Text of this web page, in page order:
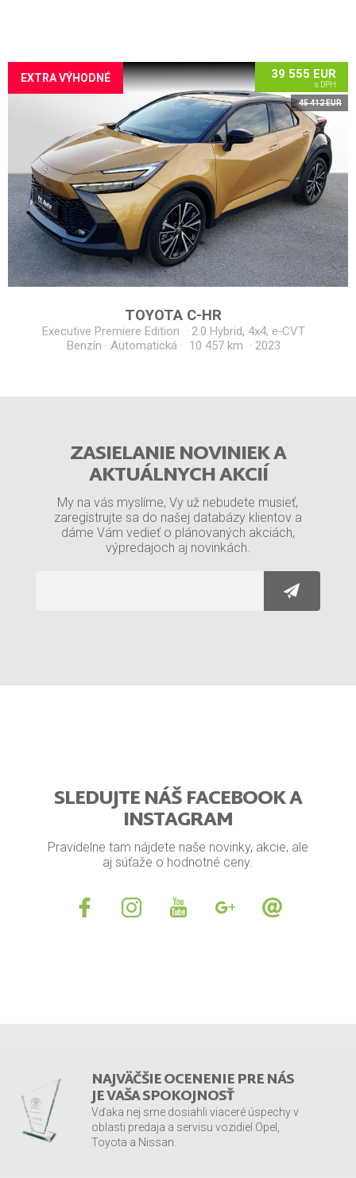
45 412 EUR
39 555 EUR
s DPH
EXTRA VÝHODNÉ
TOYOTA C-HR
Executive Premiere Edition · 2.0 Hybrid, 4x4, e‑CVT
Benzín · Automatická · 10 457 km · 2023
ZASIELANIE NOVINIEK A
AKTUÁLNYCH AKCIÍ
My na vás myslíme, Vy už nebudete musieť,
zaregistrujte sa do našej databázy klientov a
dáme Vám vedieť o plánovaných akciách,
výpredajoch aj novinkách.
SLEDUJTE NÁŠ FACEBOOK A
INSTAGRAM
Pravidelne tam nájdete naše novinky, akcie, ale
aj súťaže o hodnotné ceny.
NAJVÄČŠIE OCENENIE PRE NÁS
JE VAŠA SPOKOJNOSŤ
Vďaka nej sme dosiahli viaceré úspechy v
oblasti predaja a servisu vozidiel Opel,
Toyota a Nissan.